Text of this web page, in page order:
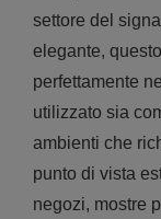
settore del
elegante,
perfettamente
utilizzato sia
ambienti che
punto di vista
negozi, mostre